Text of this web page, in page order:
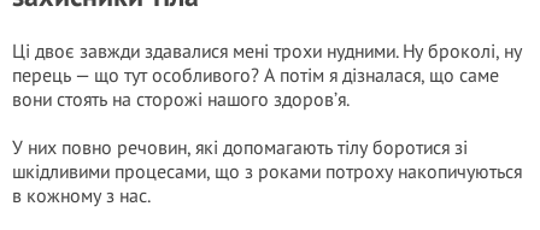
Ці двоє завжди здавалися мені трохи нудними. Ну броколі, ну
перець — що тут особливого? А потім я дізналася, що саме
вони стоять на сторожі нашого здоров’я.
У них повно речовин, які допомагають тілу боротися зі
шкідливими процесами, що з роками потроху накопичуються
в кожному з нас.